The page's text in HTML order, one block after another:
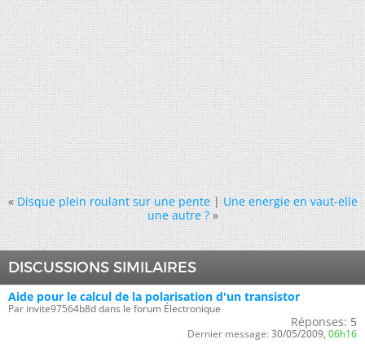
« Disque plein roulant sur une pente|Une energie en vaut-elle
une autre ? »
DISCUSSIONS SIMILAIRES
Aide pour le calcul de la polarisation d'un transistor
Par invite97564b8d dans le forum Électronique
Réponses: 5
Dernier message: 30/05/2009, 06h16